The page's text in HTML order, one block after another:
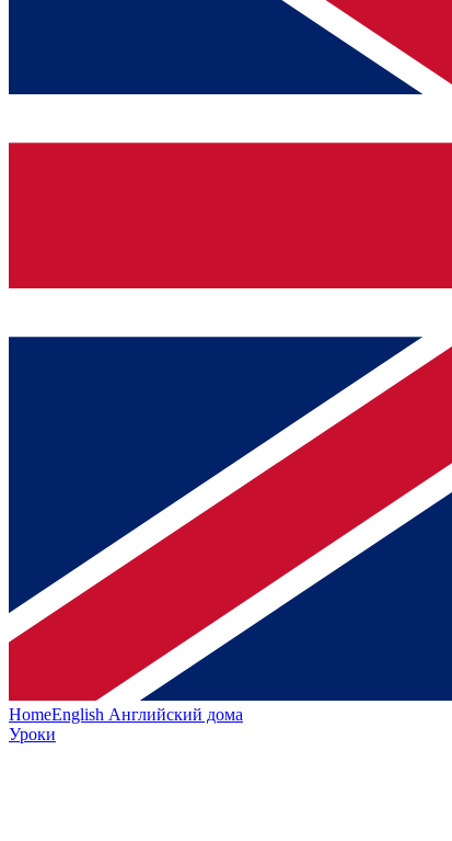
HomeEnglish Английский дома
Уроки